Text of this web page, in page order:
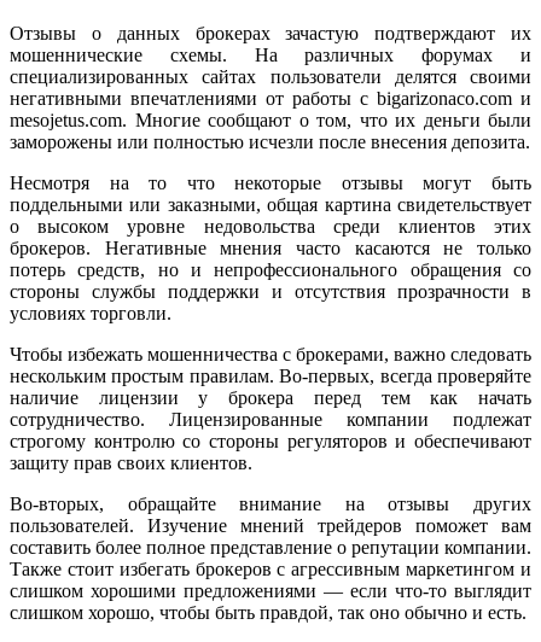
Отзывы о данных брокерах зачастую подтверждают их
мошеннические схемы. На различных форумах и
специализированных сайтах пользователи делятся своими
негативными впечатлениями от работы с bigarizonaco.com и
mesojetus.com. Многие сообщают о том, что их деньги были
заморожены или полностью исчезли после внесения депозита.
Несмотря на то что некоторые отзывы могут быть
поддельными или заказными, общая картина свидетельствует
о высоком уровне недовольства среди клиентов этих
брокеров. Негативные мнения часто касаются не только
потерь средств, но и непрофессионального обращения со
стороны службы поддержки и отсутствия прозрачности в
условиях торговли.
Чтобы избежать мошенничества с брокерами, важно следовать
нескольким простым правилам. Во-первых, всегда проверяйте
наличие лицензии у брокера перед тем как начать
сотрудничество. Лицензированные компании подлежат
строгому контролю со стороны регуляторов и обеспечивают
защиту прав своих клиентов.
Во-вторых, обращайте внимание на отзывы других
пользователей. Изучение мнений трейдеров поможет вам
составить более полное представление о репутации компании.
Также стоит избегать брокеров с агрессивным маркетингом и
слишком хорошими предложениями — если что-то выглядит
слишком хорошо, чтобы быть правдой, так оно обычно и есть.